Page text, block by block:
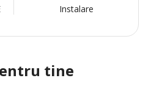
Instalare
tine